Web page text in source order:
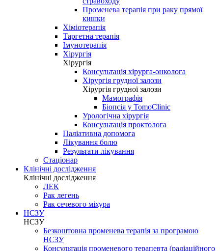
Променева терапія при раку прямої
кишки
Хіміотерапія
Таргетна терапія
Імунотерапія
Хірургія
Хірургія
Консультація хірурга-онколога
Хірургія грудної залози
Хірургія грудної залози
Мамографія
Біопсія у TomoClinic
Урологічна хірургія
Консультація проктолога
Паліативна допомога
Лікування болю
Результати лікування
Стаціонар
Клінічні дослідження
Клінічні дослідження
ЛЕК
Рак легень
Рак сечевого міхура
НСЗУ
НСЗУ
Безкоштовна променева терапія за програмою
НСЗУ
Консультація променевого терапевта (радіаційного